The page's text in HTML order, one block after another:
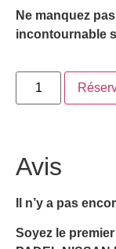
Ne manquez
incontournable
Avis
Il n’y a pas
Soyez le